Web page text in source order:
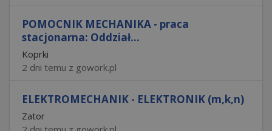
POMOCNIK MECHANIKA - praca
stacjonarna: Oddział...
Koprki
2 dni temu z gowork.pl
ELEKTROMECHANIK - ELEKTRONIK (m,k,n)
Zator